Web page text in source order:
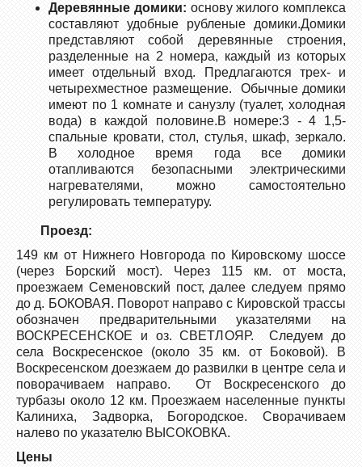
Деревянные домики: основу жилого комплекса
составляют удобные рубленые домики.Домики
представляют собой деревянные строения,
разделенные на 2 номера, каждый из которых
имеет отдельный вход. Предлагаются трех- и
четырехместное размещение. Обычные домики
имеют по 1 комнате и санузлу (туалет, холодная
вода) в каждой половине.В номере:3 - 4 1,5-
спальные кровати, стол, стулья, шкаф, зеркало.
В холодное время года все домики
отапливаются безопасными электрическими
нагревателями, можно самостоятельно
регулировать температуру.
Проезд:
149 км от Нижнего Новгорода по Кировскому шоссе
(через Борский мост). Через 115 км. от моста,
проезжаем Семеновский пост, далее следуем прямо
до д. БОКОВАЯ. Поворот направо с Кировской трассы
обозначен предварительными указателями на
ВОСКРЕСЕНСКОЕ и оз. СВЕТЛОЯР. Следуем до
села Воскресенское (около 35 км. от Боковой). В
Воскресенском доезжаем до развилки в центре села и
поворачиваем направо. От Воскресенского до
турбазы около 12 км. Проезжаем населенные пункты
Калиниха, Задворка, Богородское. Сворачиваем
налево по указателю ВЫСОКОВКА.
Цены